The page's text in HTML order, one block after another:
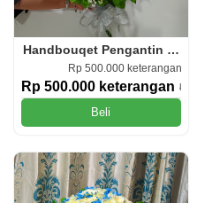
Handbouqet Pengantin
Rp 500.000 keterangan
Rp 500.000 keterangan Rp
Beli